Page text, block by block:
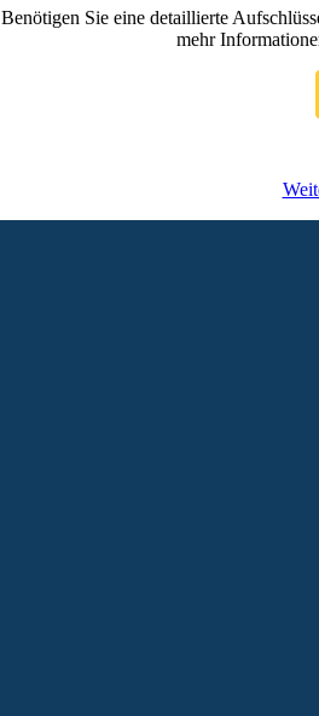
Benötigen Sie eine detaillierte
mehr